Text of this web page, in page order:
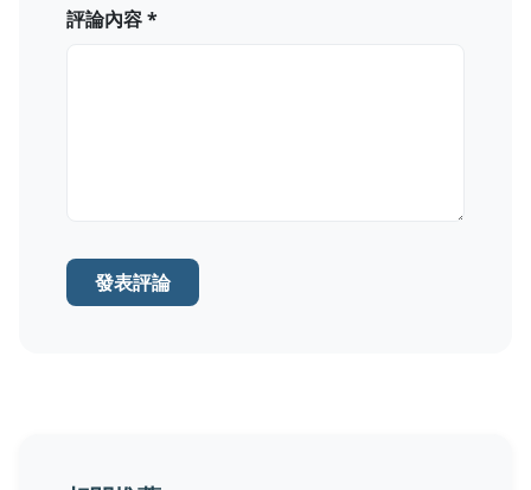
評論內容 *
發表評論